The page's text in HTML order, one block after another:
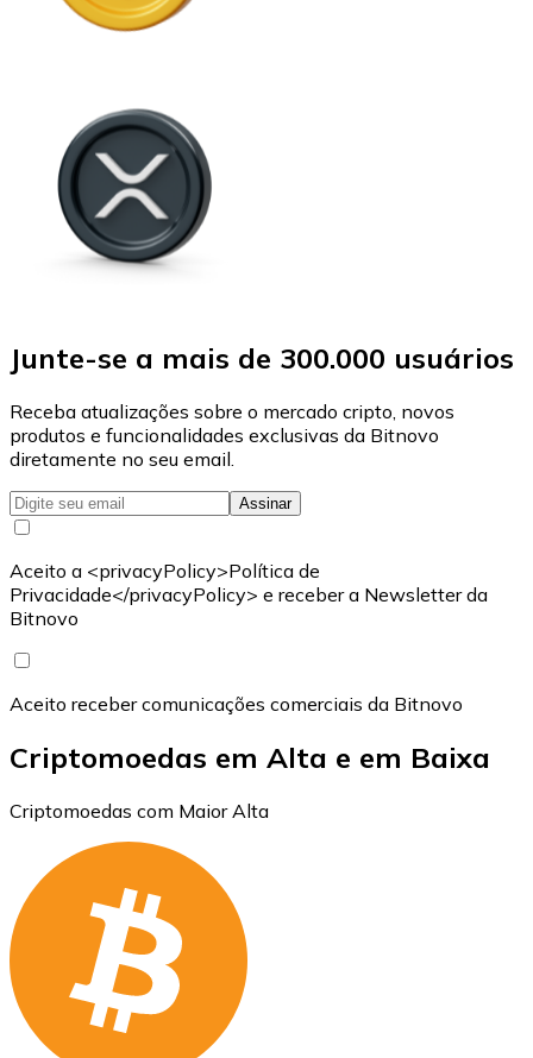
Junte-se a mais de 300.000 usuários
Receba atualizações sobre o mercado cripto, novos
produtos e funcionalidades exclusivas da Bitnovo
diretamente no seu email.
Assinar
Aceito a <privacyPolicy>Política de
Privacidade</privacyPolicy> e receber a Newsletter da
Bitnovo
Aceito receber comunicações comerciais da Bitnovo
Criptomoedas em Alta e em Baixa
Criptomoedas com Maior Alta